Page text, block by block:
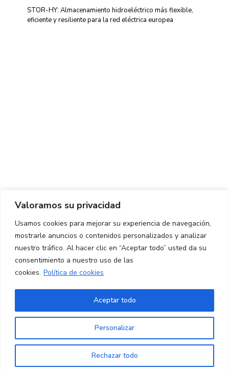
Valoramos su privacidad
Usamos cookies para mejorar su experiencia de navegación,
mostrarle anuncios o contenidos personalizados y analizar
nuestro tráfico. Al hacer clic en “Aceptar todo” usted da su
consentimiento a nuestro uso de las
cookies. Política de cookies
Personalizar
Rechazar todo
Aceptar todo
STOR-HY: Almacenamiento hidroeléctrico más flexible,
eficiente y resiliente para la red eléctrica europea
CONTACTO
Ed. K2M (Planta 1, Oficina 106)
C/ Jordi Girona 1-3
08034 Barcelona (España)
+34 93 405 44 03